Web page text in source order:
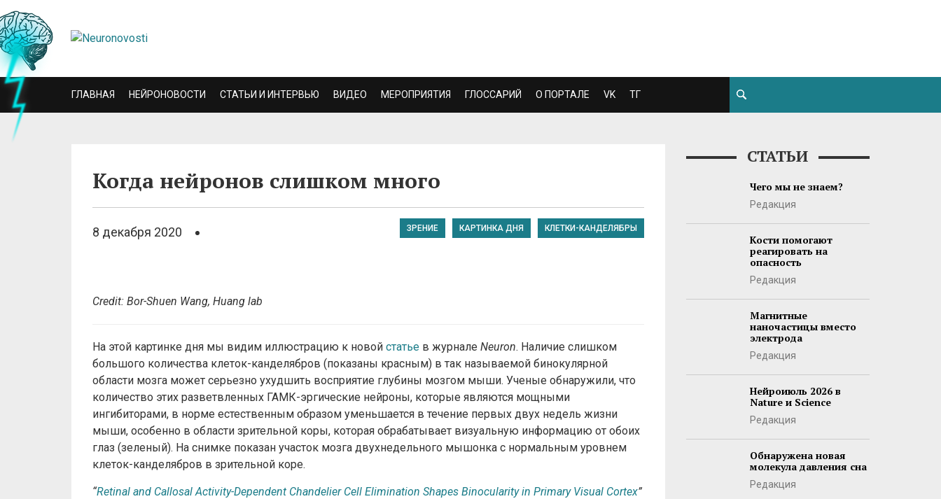
ГЛАВНАЯ НЕЙРОНОВОСТИ СТАТЬИ И ИНТЕРВЬЮ ВИДЕО МЕРОПРИЯТИЯ ГЛОССАРИЙ О ПОРТАЛЕ VK ТГ
Когда нейронов слишком много
8 декабря 2020 ЗРЕНИЕ КАРТИНКА ДНЯ КЛЕТКИ-КАНДЕЛЯБРЫ
Credit: Bor-Shuen Wang, Huang lab
На этой картинке дня мы видим иллюстрацию к новой статье в журнале Neuron. Наличие слишком
большого количества клеток-канделябров (показаны красным) в так называемой бинокулярной
области мозга может серьезно ухудшить восприятие глубины мозгом мыши. Ученые обнаружили, что
количество этих разветвленных ГАМК-эргические нейроны, которые являются мощными
ингибиторами, в норме естественным образом уменьшается в течение первых двух недель жизни
мыши, особенно в области зрительной коры, которая обрабатывает визуальную информацию от обоих
глаз (зеленый). На снимке показан участок мозга двухнедельного мышонка с нормальным уровнем
клеток-канделябров в зрительной коре.
“Retinal and Callosal Activity-Dependent Chandelier Cell Elimination Shapes Binocularity in Primary Visual Cortex”
СТАТЬИ
Чего мы не знаем?
Редакция
Кости помогают
реагировать на
опасность
Редакция
Магнитные
наночастицы вместо
электрода
Редакция
Нейроиюль 2026 в
Nature и Science
Редакция
Обнаружена новая
молекула давления сна
Редакция